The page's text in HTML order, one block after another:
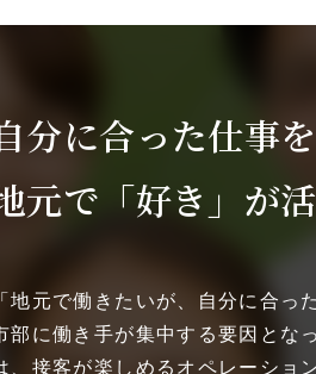
分に合った仕事を
元で「好き」が活
「地元で働きたいが、自分に合
部に働き手が集中する要因とな
、接客が楽しめるオペレーショ